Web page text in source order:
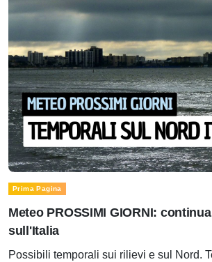
Prima Pagina
Meteo PROSSIMI GIORNI:
sull'Italia
Possibili temporali sui rilievi e sul Nord.